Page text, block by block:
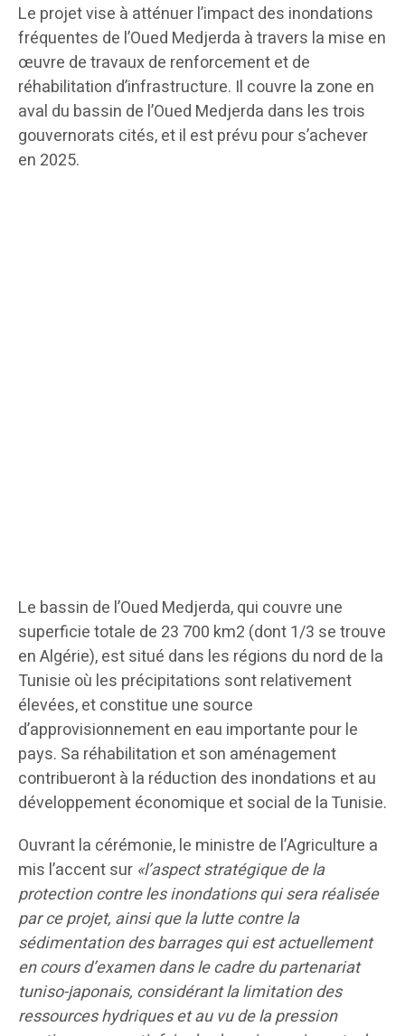
Le projet vise à atténuer l’impact des inondations
fréquentes de l’Oued Medjerda à travers la mise en
œuvre de travaux de renforcement et de
réhabilitation d’infrastructure. Il couvre la zone en
aval du bassin de l’Oued Medjerda dans les trois
gouvernorats cités, et il est prévu pour s’achever
en 2025.
Le bassin de l’Oued Medjerda, qui couvre une
superficie totale de 23 700 km2 (dont 1/3 se trouve
en Algérie), est situé dans les régions du nord de la
Tunisie où les précipitations sont relativement
élevées, et constitue une source
d’approvisionnement en eau importante pour le
pays. Sa réhabilitation et son aménagement
contribueront à la réduction des inondations et au
développement économique et social de la Tunisie.
Ouvrant la cérémonie, le ministre de l’Agriculture a
mis l’accent sur «l’aspect stratégique de la
protection contre les inondations qui sera réalisée
par ce projet, ainsi que la lutte contre la
sédimentation des barrages qui est actuellement
en cours d’examen dans le cadre du partenariat
tuniso-japonais, considérant la limitation des
ressources hydriques et au vu de la pression